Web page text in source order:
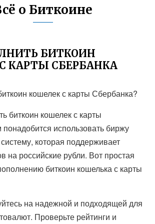
о Биткоине
БИТКОИН
КАРТЫ СБЕРБАНКА
кошелек с карты Сбербанка?
биткоин кошелек с карты
использовать биржу
которая поддерживает
на российские рубли. Вот простая
биткоин кошелька с карты
на надежной и подходящей для
Проверьте рейтинги и